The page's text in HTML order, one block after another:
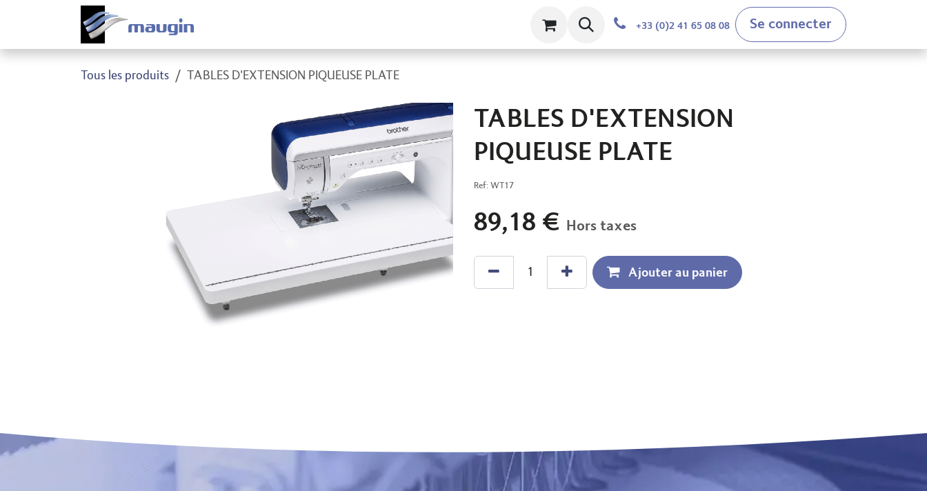
Se rendre au contenu
+33 (0)2 41 65 08 08 Se connecter
Tous les produits TABLES D'EXTENSION PIQUEUSE PLATE
TABLES D'EXTENSION
PIQUEUSE PLATE
Ref: WT17
89,18 € Hors taxes
Ajouter au panier